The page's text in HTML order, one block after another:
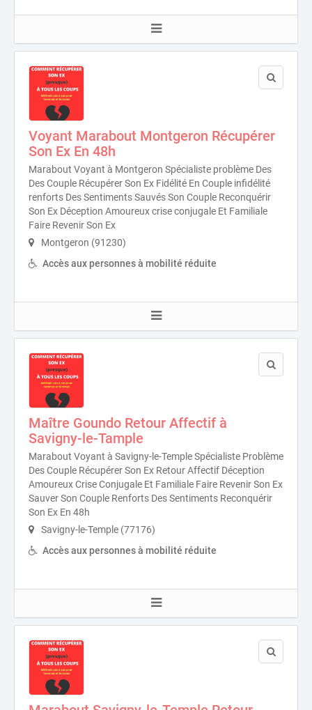
Voyant Marabout Montgeron Récupérer
Son Ex En 48h
Marabout Voyant à Montgeron Spécialiste problème Des
Des Couple Récupérer Son Ex Fidélité En Couple infidélité
renforts Des Sentiments Sauvés Son Couple Reconquérir
Son Ex Déception Amoureux crise conjugale Et Familiale
Faire Revenir Son Ex
Montgeron (91230)
Accès aux personnes à mobilité réduite
Maître Goundo Retour Affectif à
Savigny-le-Tample
Marabout Voyant à Savigny-le-Temple Spécialiste Problème
Des Couple Récupérer Son Ex Retour Affectif Déception
Amoureux Crise Conjugale Et Familiale Faire Revenir Son Ex
Sauver Son Couple Renforts Des Sentiments Reconquérir
Son Ex En 48h
Savigny-le-Temple (77176)
Accès aux personnes à mobilité réduite